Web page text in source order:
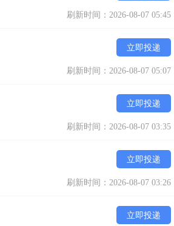
刷新时间：2026-08-07 05:45
立即投递
刷新时间：2026-08-07 05:07
立即投递
刷新时间：2026-08-07 03:35
立即投递
刷新时间：2026-08-07 03:26
立即投递